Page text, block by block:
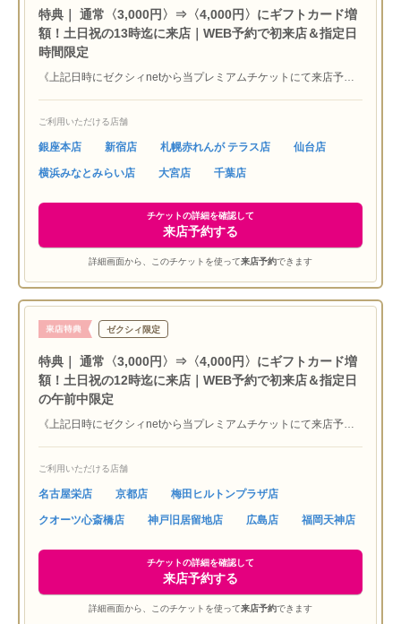
特典｜ 通常〈3,000円〉⇒〈4,000円〉にギフトカード増
額！土日祝の13時迄に来店｜WEB予約で初来店＆指定日
時間限定
《上記日時にゼクシィnetから当プレミアムチケットにて来店予約
く方限定 ※他媒体特典との併用不可 ※予約希望店舗の営業時間
を確認いただき、11:30をご希望の方は任意項目のご要望欄へ要記
は予告なく変更する場合あり ※4,000円贈呈はこちらのプレミア
ご利用いただける店舗
銀座本店 新宿店 札幌赤れんが テラス店 仙台店
横浜みなとみらい店 大宮店 千葉店
チケットの詳細を確認して
来店予約する
詳細画面から、このチケットを使って来店予約できます
ゼクシィ限定
特典｜ 通常〈3,000円〉⇒〈4,000円〉にギフトカード増
額！土日祝の12時迄に来店｜WEB予約で初来店＆指定日
の午前中限定
《上記日時にゼクシィnetから当プレミアムチケットにて来店予約
く方限定 ※他媒体特典との併用不可 ※予約希望店舗の営業時間
を確認いただき、11:30をご希望の方は任意項目のご要望欄へ要記
は予告なく変更する場合あり ※4,000円贈呈はこちらのプレミア
ご利用いただける店舗
名古屋栄店 京都店 梅田ヒルトンプラザ店
クオーツ心斎橋店 神戸旧居留地店 広島店 福岡天神店
チケットの詳細を確認して
来店予約する
詳細画面から、このチケットを使って来店予約できます